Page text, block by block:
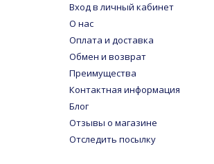
Вход в личный кабинет
О нас
Оплата и доставка
Обмен и возврат
Преимущества
Контактная информация
Блог
Отзывы о магазине
Отследить посылку